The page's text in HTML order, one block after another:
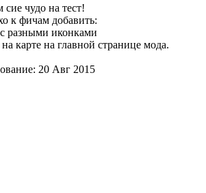
чудо на тест!
к фичам добавить:
разными иконками
карте на главной странице мода.
20 Авг 2015